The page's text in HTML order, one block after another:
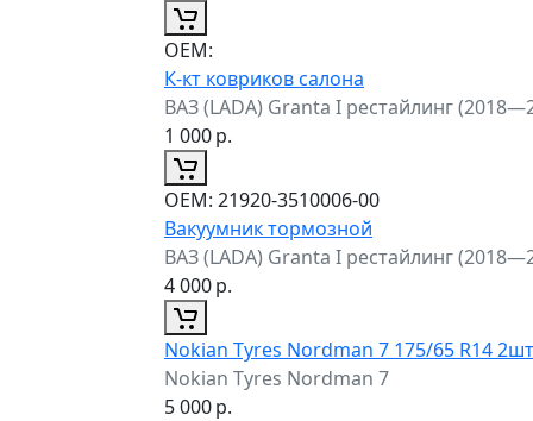
ОЕМ:
К-кт ковриков салона
ВАЗ (LADA) Granta I рестайлинг
1 000р.
ОЕМ: 21920-3510006-00
Вакуумник тормозной
ВАЗ (LADA) Granta I рестайлинг
4 000р.
Nokian Tyres Nordman 7 175/65 R14 2шт
Nokian Tyres Nordman 7
5 000р.